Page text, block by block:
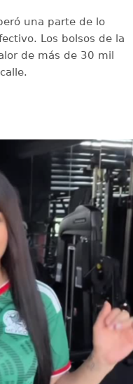
una parte de lo
Los bolsos de la
de más de 30 mil